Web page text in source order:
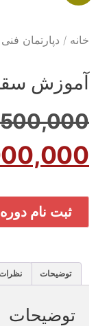
خانه / دپارتمان
آموزش
ثبت نام دوره
توضیحات نظرات
توضیحات